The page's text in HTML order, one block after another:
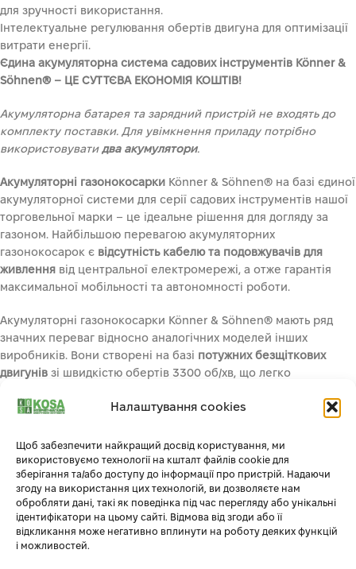
Налаштування cookies
Щоб забезпечити найкращий досвід користування, ми
використовуємо технології на кшталт файлів cookie для
зберігання та/або доступу до інформації про пристрій. Надаючи
згоду на використання цих технологій, ви дозволяєте нам
обробляти дані, такі як поведінка під час перегляду або унікальні
ідентифікатори на цьому сайті. Відмова від згоди або її
відкликання може негативно вплинути на роботу деяких функцій
і можливостей.
для зручності використання.
Інтелектуальне регулювання обертів двигуна для оптимізації
витрати енергії.
Єдина акумуляторна система садових інструментів Könner &
Söhnen® – ЦЕ СУТТЄВА ЕКОНОМІЯ КОШТІВ!
Акумуляторна батарея та зарядний пристрій не входять до
комплекту поставки. Для увімкнення приладу потрібно
використовуватидва акумулятори.
Акумуляторні газонокосарки Könner & Söhnen® на базі єдиної
акумуляторної системи для серії садових інструментів нашої
торговельної марки – це ідеальне рішення для догляду за
газоном. Найбільшою перевагою акумуляторних
газонокосарок є відсутність кабелю та подовжувачів для
живлення від центральної електромережі, а отже гарантія
максимальної мобільності та автономності роботи.
Акумуляторні газонокосарки Könner & Söhnen® мають ряд
значних переваг відносно аналогічних моделей інших
виробників. Вони створені на базі потужних безщіткових
двигунів зі швидкістю обертів 3300 об/хв, що легко
безщіткового двигуна забезпечуєвисоку ефективність,
такий тип двигуна має менше рухомих частин, що потребують
обслуговування.
ЕКОНОМІЧНА ВИГОДА